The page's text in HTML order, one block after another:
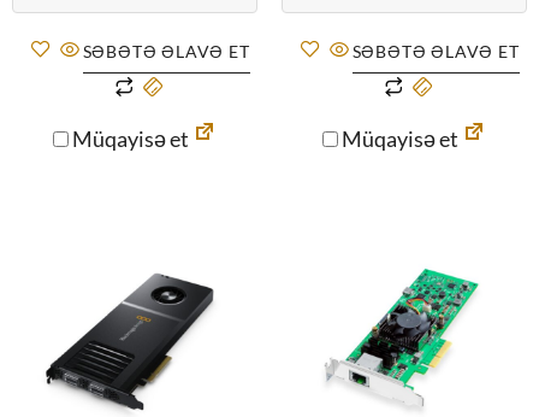
SƏBƏTƏ ƏLAVƏ ET
Müqayisə et
SƏBƏTƏ ƏLAVƏ ET
Müqayisə et